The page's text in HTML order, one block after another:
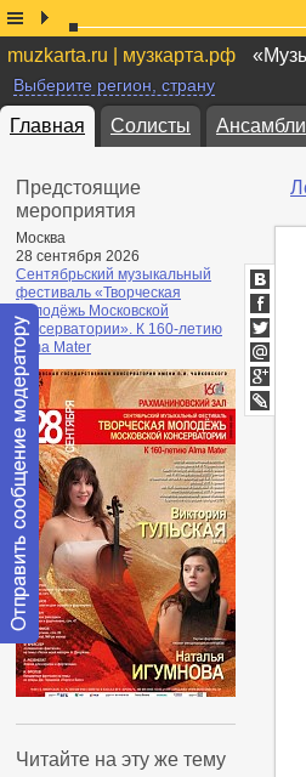
muzkarta.ru | музкарта.рф
Выберите регион, страну
Главная Солисты Ансамбли
Предстоящие
мероприятия
Москва
28 сентября 2026
Сентябрьский музыкальный
фестиваль «Творческая
молодёжь Московской
консерватории». К 160-летию
Alma Mater
Читайте на эту же тему
Twitter
Мой
Мир
Google+
Отправить
сообщение
модератору